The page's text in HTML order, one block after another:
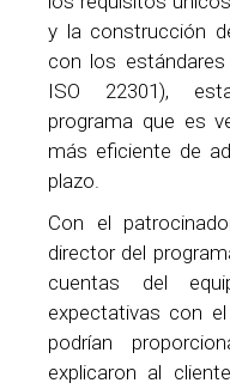
y la construcción
con los
ISO 22301),
programa que es
más eficiente de
plazo.
Con el
director del
cuentas del
expectativas con
podrían
explicaron al